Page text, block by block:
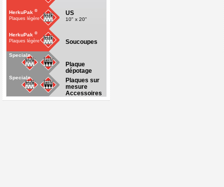
HerkuPak ®
Plaques légère
US
10" x 20"
HerkuPak ®
Plaques légère
Soucoupes
Specials
Plaque
dépotage
Specials
Plaques sur
mesure
Accessoires